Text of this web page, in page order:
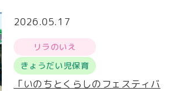
2026.05.17
リラのいえ
きょうだい児保育
「いのちとくらしのフェスティバ